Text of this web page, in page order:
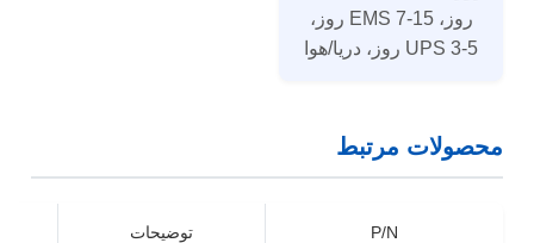
روز، EMS 7-15 روز،
UPS 3-5 روز، دریا/هوا
محصولات مرتبط
P/N توضیحات